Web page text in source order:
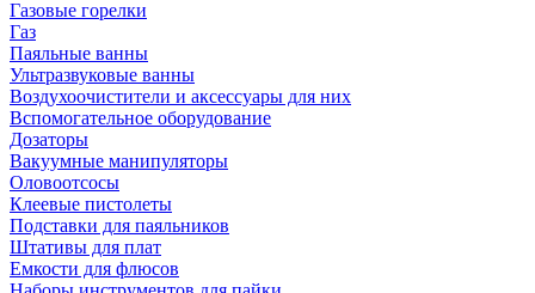
Газовые горелки
Газ
Паяльные ванны
Ультразвуковые ванны
Воздухоочистители и аксессуары для них
Вспомогательное оборудование
Дозаторы
Вакуумные манипуляторы
Оловоотсосы
Клеевые пистолеты
Подставки для паяльников
Штативы для плат
Емкости для флюсов